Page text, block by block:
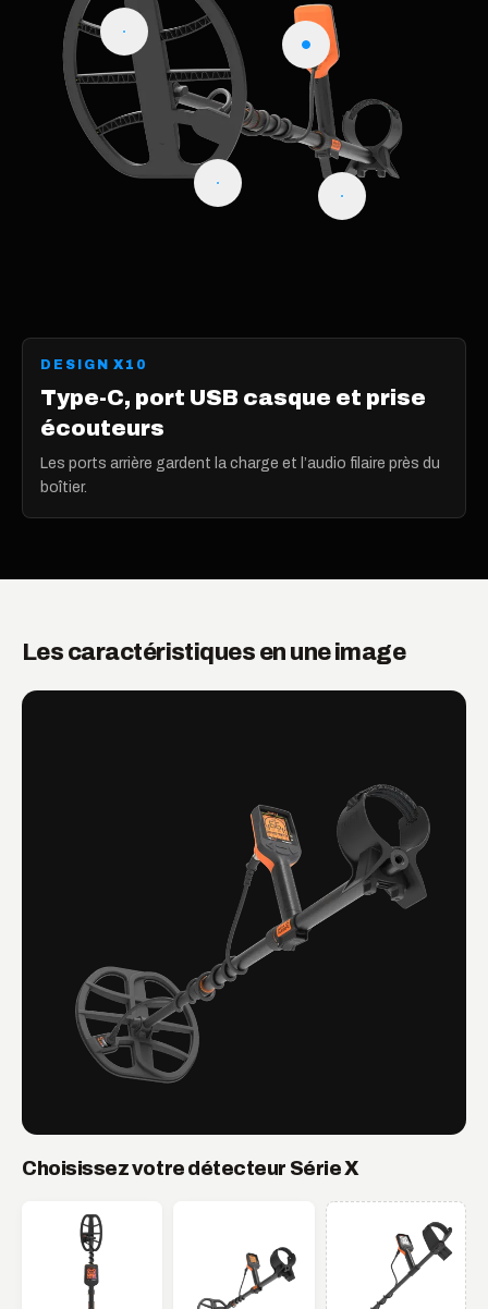
DESIGN X10
Système télescopique anti-
rotation
La canne se verrouille droite pour rester alignée en
position pliée ou déployée.
Les caractéristiques en une image
Choisissez votre détecteur Série X